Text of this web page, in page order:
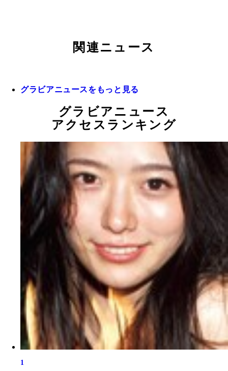
関連ニュース
グラビアニュースをもっと見る
グラビアニュース
アクセスランキング
1